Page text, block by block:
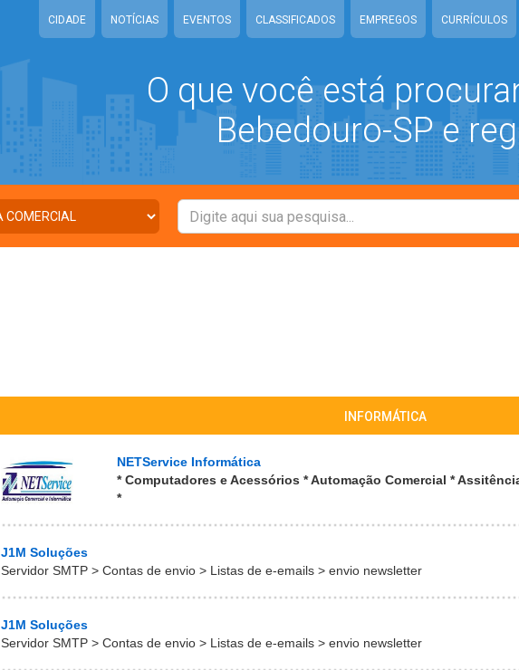
CIDADE NOTÍCIAS EVENTOS CLASSIFICADOS EMPREGOS CURRÍCULOS
O que você está
Bebedouro-SP e
INFORMÁTICA
NETService Informática
* Computadores e Acessórios * Automação Comercial *
*
J1M Soluções
Servidor SMTP > Contas de envio > Listas de e-emails > envio newsletter
J1M Soluções
Servidor SMTP > Contas de envio > Listas de e-emails > envio newsletter